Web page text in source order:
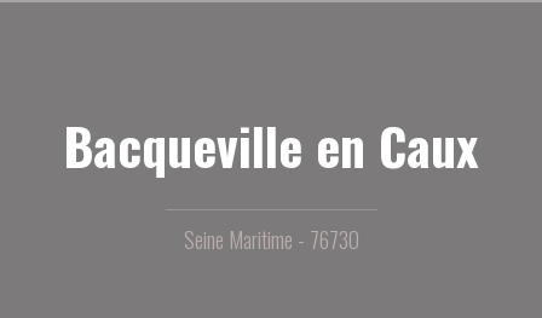
Bacqueville en Caux
Seine Maritime - 76730